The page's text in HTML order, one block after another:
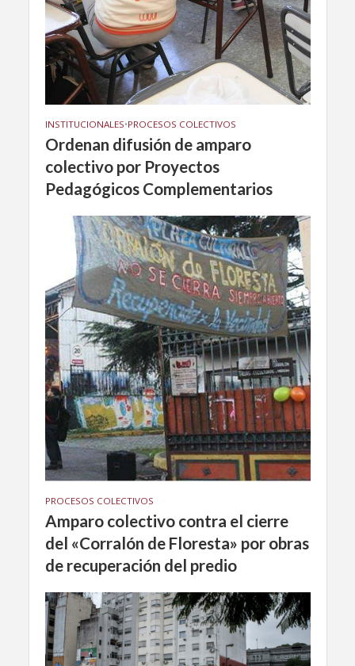
INSTITUCIONALES•PROCESOS COLECTIVOS
Ordenan difusión de amparo
colectivo por Proyectos
Pedagógicos Complementarios
PROCESOS COLECTIVOS
Amparo colectivo contra el cierre
del «Corralón de Floresta» por obras
de recuperación del predio